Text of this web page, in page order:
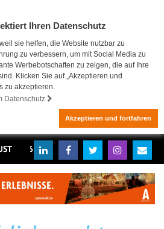
Ihren Datenschutz
sie helfen, die Website nutzbar zu
zu verbessern, um mit Social Media zu
Werbebotschaften zu zeigen, die auf Ihre
Klicken Sie auf „Akzeptieren und
zu akzeptieren.
Datenschutz
Akzeptieren und fortfahren
2026